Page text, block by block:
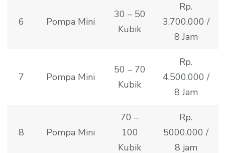
6 Pompa Mini
30 – 50
Kubik
Rp.
3.700.000 /
8 Jam
7 Pompa Mini
50 – 70
Kubik
Rp.
4.500.000 /
8 Jam
8 Pompa Mini
70 –
100
Kubik
Rp.
5000.000 /
8 jam